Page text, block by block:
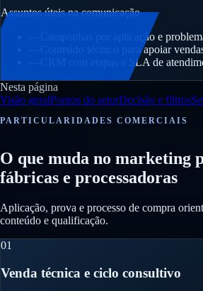
Assuntos úteis na comunicação
Campanhas por aplicação e
Conteúdo técnico para apoiar
CRM com etapas e SLA de
Nesta página
Visão geralPontos do setorDecisão e filtros
PARTICULARIDADES COMERCIAIS
O que muda no marketing
fábricas e processadoras
Aplicação, prova e processo de compra
conteúdo e qualificação.
01
Venda técnica e ciclo consultivo